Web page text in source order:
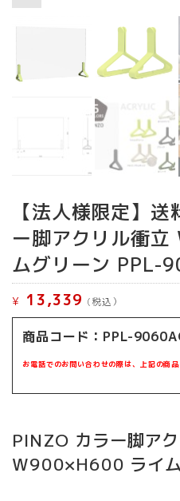
【法人様限定】
ー脚アクリル衝
ムグリーン PPL-
¥ 13,339 (税込）
商品コード：PPL-
お電話でのお問い合わせの際は、上記の商
PINZO カラー脚ア
W900×H600 ライ